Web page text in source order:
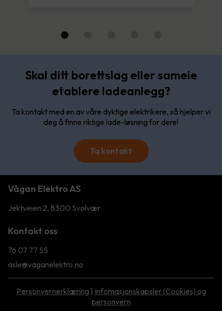
Skal ditt borettslag eller sameie
etablere ladeanlegg?
Ta kontakt med en av våre dyktige elektrikere, så hjelper vi
deg å finne riktige lade-løsning for dere!
Ta kontakt
Vågan Elektro AS
Jektveien 2, 8300 Svolvær
Kontakt oss
76 07 77 55
asle@vaganelektro.no
Personvernerklæring
Infomasjonskapsler (Cookies) og
personvern